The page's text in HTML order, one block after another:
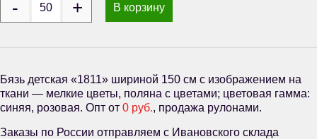
В корзину
Бязь детская «1811» шириной 150 см с изображением на
ткани — мелкие цветы, поляна с цветами; цветовая гамма:
синяя, розовая. Опт от 0 руб., продажа рулонами.
Заказы по России отправляем с Ивановского склада